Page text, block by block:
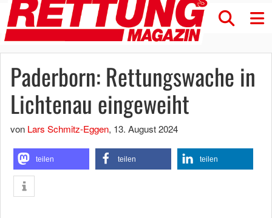
Paderborn: Rettungswache in
Lichtenau eingeweiht
von Lars Schmitz-Eggen, 13. August 2024
teilen teilen teilen